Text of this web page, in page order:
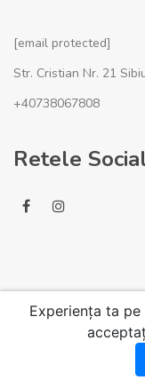
[email protected]
Str. Cristian Nr. 21
+40738067808
Retele
© 2020
Experiența ta